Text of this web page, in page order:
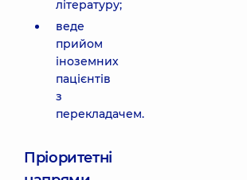
літературу;
веде
прийом
іноземних
пацієнтів
з
перекладачем.
Пріоритетні